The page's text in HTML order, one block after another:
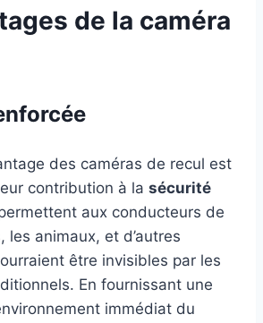
de la caméra
des caméras de recul est
contribution à la sécurité
aux conducteurs de
les animaux, et d’autres
être invisibles par les
En fournissant une
immédiat du